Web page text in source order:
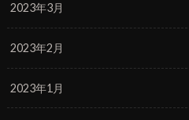
2023年3月
2023年2月
2023年1月